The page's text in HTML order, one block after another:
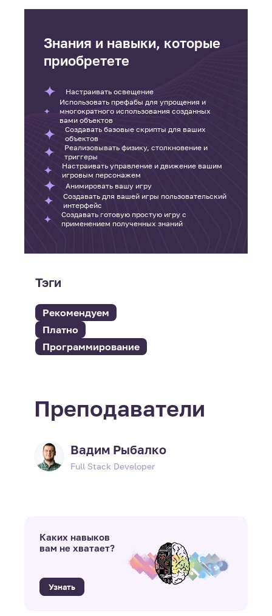
Знания и навыки, которые
приобретете
Настраивать освещение
Использовать префабы для упрощения и
многократного использования созданных
вами объектов
Создавать базовые скрипты для ваших
объектов
Реализовывать физику, столкновение и
триггеры
Настраивать управление и движение вашим
игровым персонажем
Анимировать вашу игру
Создавать для вашей игры пользовательский
интерфейс
Создавать готовую простую игру с
применением полученных знаний
Тэги
Рекомендуем
Платно
Программирование
Преподаватели
Вадим Рыбалко
Full Stack Developer
Каких навыков
вам не хватает?
Узнать